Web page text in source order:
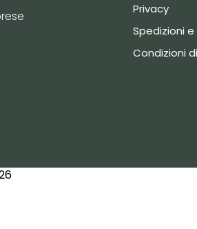
Privacy
Spedizioni
Condizioni